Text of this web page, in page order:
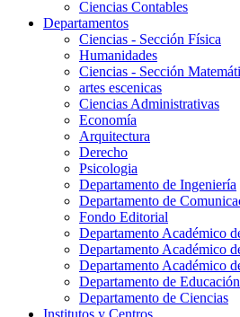
Ciencias Contables
Departamentos
Ciencias - Sección Física
Humanidades
Ciencias - Sección
artes escenicas
Ciencias Administrativas
Economía
Arquitectura
Derecho
Psicologia
Departamento de Ingeniería
Departamento de
Fondo Editorial
Departamento Académico
Departamento Académico
Departamento Académico
Departamento de Educación
Departamento de Ciencias
Institutos y Centros